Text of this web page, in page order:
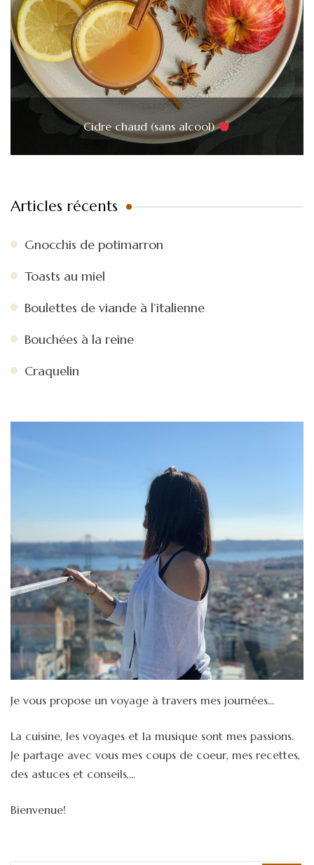
Cidre chaud (sans alcool)
Articles récents
Gnocchis de potimarron
Toasts au miel
Boulettes de viande à l’italienne
Bouchées à la reine
Craquelin
Je vous propose un voyage à travers mes journées...
La cuisine, les voyages et la musique sont mes passions.
Je partage avec vous mes coups de coeur, mes recettes,
des astuces et conseils,...
Bienvenue!